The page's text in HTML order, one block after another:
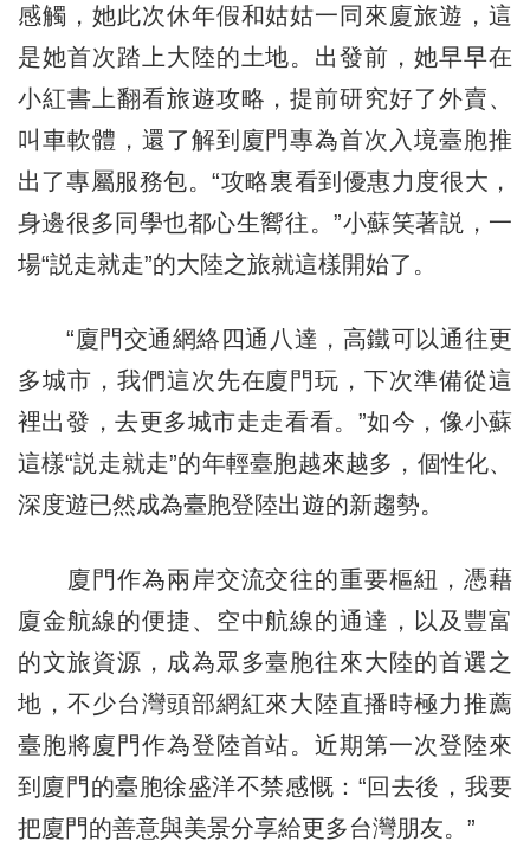
感觸，她此次休年假和姑姑一同來廈旅遊，這
是她首次踏上大陸的土地。出發前，她早早在
小紅書上翻看旅遊攻略，提前研究好了外賣、
叫車軟體，還了解到廈門專為首次入境臺胞推
出了專屬服務包。“攻略裏看到優惠力度很大，
身邊很多同學也都心生嚮往。”小蘇笑著説，一
場“説走就走”的大陸之旅就這樣開始了。
“廈門交通網絡四通八達，高鐵可以通往更
多城市，我們這次先在廈門玩，下次準備從這
裡出發，去更多城市走走看看。”如今，像小蘇
這樣“説走就走”的年輕臺胞越來越多，個性化、
深度遊已然成為臺胞登陸出遊的新趨勢。
廈門作為兩岸交流交往的重要樞紐，憑藉
廈金航線的便捷、空中航線的通達，以及豐富
的文旅資源，成為眾多臺胞往來大陸的首選之
地，不少台灣頭部網紅來大陸直播時極力推薦
臺胞將廈門作為登陸首站。近期第一次登陸來
到廈門的臺胞徐盛洋不禁感慨：“回去後，我要
把廈門的善意與美景分享給更多台灣朋友。”